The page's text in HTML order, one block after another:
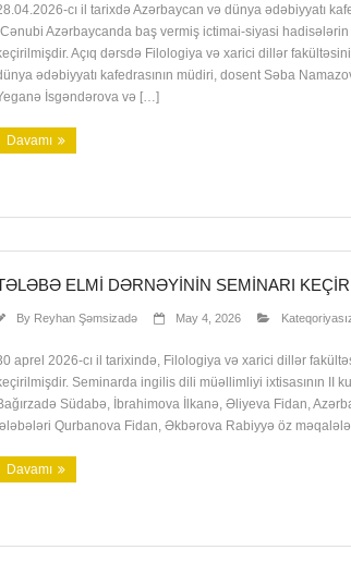
cı il tarixdə Azərbaycan və dünya ədəbiyyatı
Azərbaycanda baş vermiş ictimai-siyasi
Açıq dərsdə Filologiya və xarici dillər
ədəbiyyatı kafedrasının müdiri, dosent Səba
İsgəndərova və […]
Davamı
ELMI DƏRNƏYININ SEMINARI
By Reyhan Şəmsizadə May 4, 2026
aprel 2026-cı il tarixində, Filologiya və xarici dillər
Seminarda ingilis dili müəllimliyi ixtisasının II
Südabə, İbrahimova İlkanə, Əliyeva Fidan,
Qurbanova Fidan, Əkbərova Rabiyyə öz
Davamı